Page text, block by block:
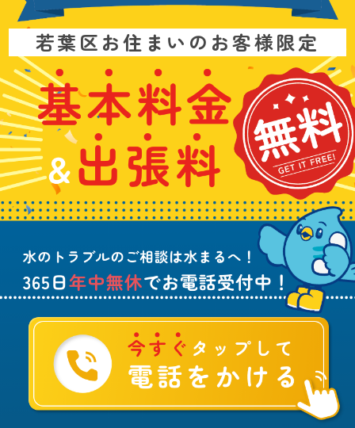
合
わ
せ
は
こ
ち
ら
若葉区お住まいのお客様限定
本
料
金
&
出
張
料
無
料
漏
れ
や
詰
ま
り
、
水
の
ラ
ブ
6
日
年
中
無
休
で
お
話
受